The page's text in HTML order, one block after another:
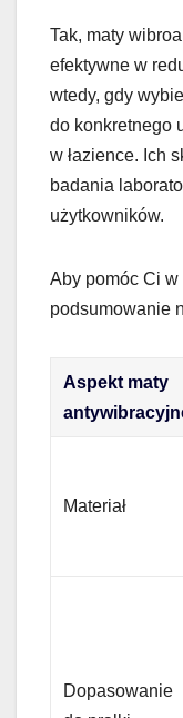
Tak, maty
efektywne w
wtedy, gdy
do konkretnego
w łazience. Ich
badania
użytkowników.
Aby pomóc Ci w
podsumowanie
Aspekt maty
Materiał
Dopasowanie